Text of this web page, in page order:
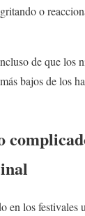
o
de que los
bajos de los
en los festivales